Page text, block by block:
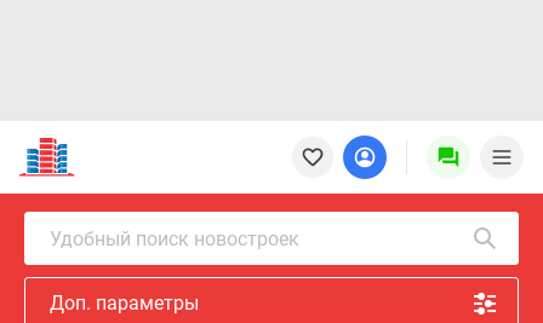
Новостройки
Квартиры
Ипотека
Новостройки
Москвы
Новостройки
Подмосковья
Удобный поиск новостроек
Доп. параметры